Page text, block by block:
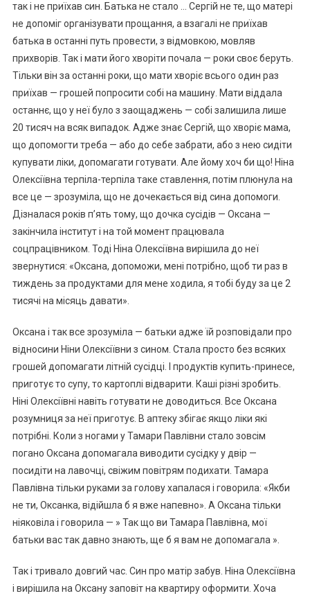
так і не приїхав син. Батька не стало … Сергій не те, що матері
не допоміг організувати прощання, а взагалі не приїхав
батька в останні путь провести, з відмовкою, мовляв
прихворів. Так і мати його хворіти почала — роки своє беруть.
Тільки він за останні роки, що мати хворіє всього один раз
приїхав — грошей попросити собі на машину. Мати віддала
останнє, що у неї було з заощаджень — собі залишила лише
20 тисяч на всяк випадок. Адже знає Сергій, що хворіє мама,
що допомогти треба — або до себе забрати, або з нею сидіти
купувати ліки, допомагати готувати. Але йому хоч би що! Ніна
Олексіївна терпіла-терпіла таке ставлення, потім плюнула на
все це — зрозуміла, що не дочекається від сина допомоги.
Дізналася років п’ять тому, що дочка сусідів — Оксана —
закінчила інститут і на той момент працювала
соцпрацівником. Тоді Ніна Олексіївна вирішила до неї
звернутися: «Оксана, допоможи, мені потрібно, щоб ти раз в
тиждень за продуктами для мене ходила, я тобі буду за це 2
тисячі на місяць давати».
Оксана і так все зрозуміла — батьки адже їй розповідали про
відносини Ніни Олексіївни з сином. Стала просто без всяких
грошей допомагати літній сусідці. І продуктів купить-принесе,
приготує то супу, то картоплі відварити. Каші різні зробить.
Ніні Олексіївні навіть готувати не доводиться. Все Оксана
розумниця за неї приготує. В аптеку збігає якщо ліки які
потрібні. Коли з ногами у Тамари Павлівни стало зовсім
погано Оксана допомагала виводити сусідку у двір —
посидіти на лавочці, свіжим повітрям подихати. Тамара
Павлівна тільки руками за голову хапалася і говорила: «Якби
не ти, Оксанка, відійшла б я вже напевно». А Оксана тільки
ніяковіла і говорила — » Так що ви Тамара Павлівна, мої
батьки вас так давно знають, ще б я вам не допомагала ».
Так і тривало довгий час. Син про матір забув. Ніна Олексіївна
і вирішила на Оксану заповіт на квартиру оформити. Хоча